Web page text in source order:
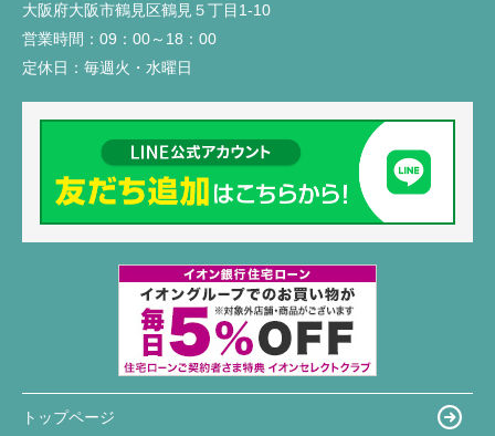
大阪府大阪市鶴見区鶴見５丁目1-10
営業時間： 09：00～18：00
定休日： 毎週火・水曜日
トップページ